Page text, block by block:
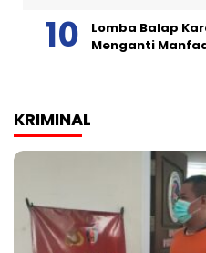
Lomba Balap
Menganti
KRIMINAL